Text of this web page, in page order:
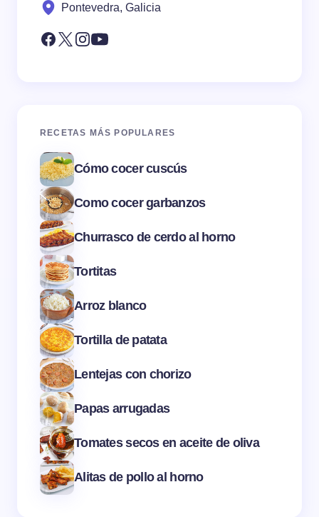
Pontevedra, Galicia
RECETAS MÁS POPULARES
Cómo cocer cuscús
Como cocer garbanzos
Churrasco de cerdo al horno
Tortitas
Arroz blanco
Tortilla de patata
Lentejas con chorizo
Papas arrugadas
Tomates secos en aceite de oliva
Alitas de pollo al horno